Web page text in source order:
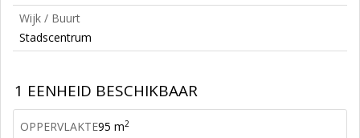
Wijk / Buurt
Stadscentrum
1 EENHEID BESCHIKBAAR
OPPERVLAKTE95 m2